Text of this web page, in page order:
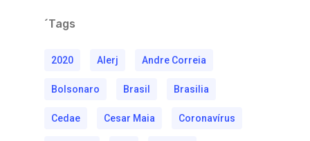
´Tags
2020 Alerj Andre Correia
Bolsonaro Brasil Brasilia
Cedae Cesar Maia Coronavírus